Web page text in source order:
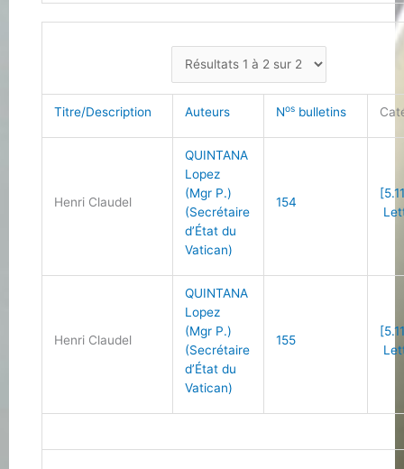
Titre/Description Auteurs Nos bulletins
Henri Claudel
QUINTANA
Lopez
(Mgr P.)
(Secrétaire
d’État du
Vatican)
154
Henri Claudel
QUINTANA
Lopez
(Mgr P.)
(Secrétaire
d’État du
Vatican)
155